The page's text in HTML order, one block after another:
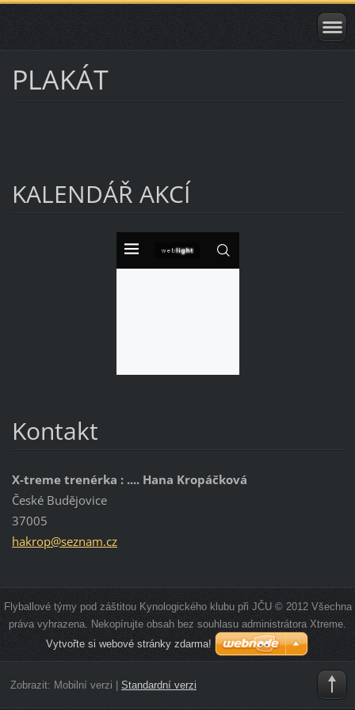
PLAKÁT
KALENDÁŘ AKCÍ
Kontakt
X-treme trenérka : .... Hana Kropáčková
České Budějovice
37005
hakrop@seznam.cz
Flyballové týmy pod záštitou Kynologického klubu při JČU © 2012 Všechna
práva vyhrazena. Nekopírujte obsah bez souhlasu administrátora Xtreme.
Vytvořte si webové stránky zdarma!
Zobrazit: Mobilní verzi Standardní verzi